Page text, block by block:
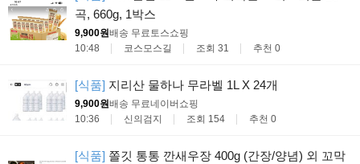
곡, 660g, 1박스
9,900원배송 무료토스쇼핑
10:48
코스모스길 조회 31 추천 0
[식품] 지리산 물하나 무라벨 1L X 24개
9,900원배송 무료네이버쇼핑
10:36
신의검지 조회 154 추천 0
[식품] 쫄깃 통통 깐새우장 400g (간장/양념) 외 꼬막